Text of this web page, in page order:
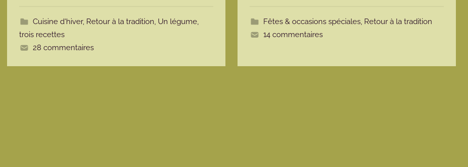
t
Cuisine d'hiver, Retour à la tradition, Un légume,
trois recettes
28 commentaires
t
Fêtes & occasions spéciales, Retour à la tradition
14 commentaires